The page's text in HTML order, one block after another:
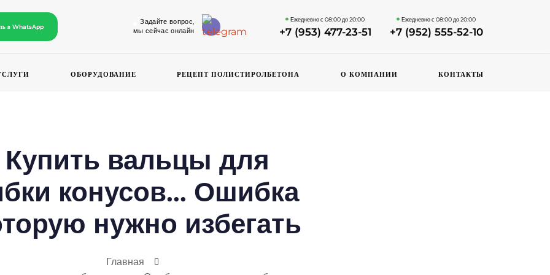
в WhatsApp
Задайте вопрос,
мы сейчас онлайн
Ежедневно с 08:00 до 20:00
+7 (953) 477-23-51
Ежедневно с 08:00 до 20:00
+7 (952) 555-52-10
ОБОРУДОВАНИЕ РЕЦЕПТ ПОЛИСТИРОЛБЕТОНА О КОМПАНИИ КОНТАКТЫ
Купить вальцы для
конусов… Ошибка
нужно избегать
Главная